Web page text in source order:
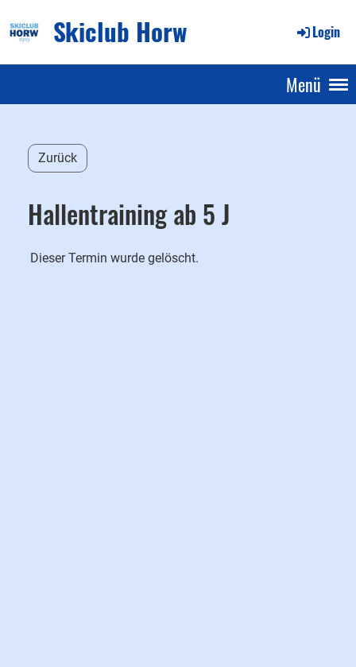
Skiclub Horw Login
Menü
Zurück
Hallentraining ab 5 J
Dieser Termin wurde gelöscht.